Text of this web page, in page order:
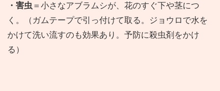
・害虫 ＝小さなアブラムシが、花のすぐ下や茎につ
く。（ガムテープで引っ付けて取る。ジョウロで水を
かけて洗い流すのも効果あり。予防に殺虫剤をかけ
る）